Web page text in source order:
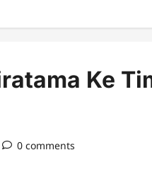
Ke
0 comments